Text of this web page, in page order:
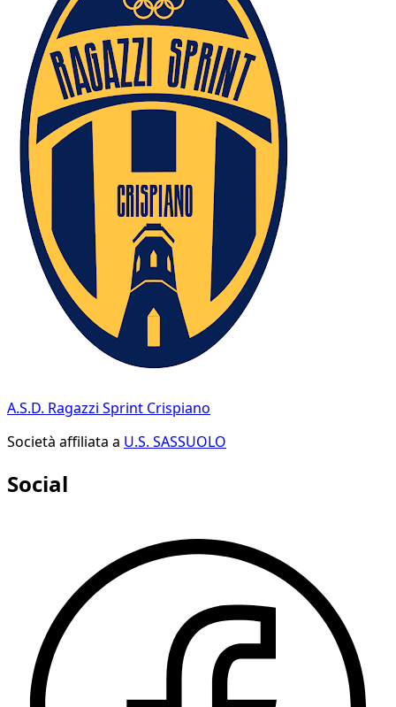
A.S.D. Ragazzi Sprint Crispiano
Società affiliata a U.S. SASSUOLO
Social